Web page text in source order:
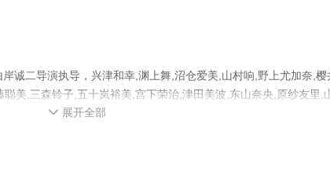
诚二导演执导，兴津和幸,渊上舞,沼仓爱美,山村响,野上尤加奈,樱
美,三森铃子,五十岚裕美,宫下荣治,津田美波,东山奈央,原纱友里,
等明星演员精彩演绎的日本电影，手机免费观看高清未删减完整
 展开全部